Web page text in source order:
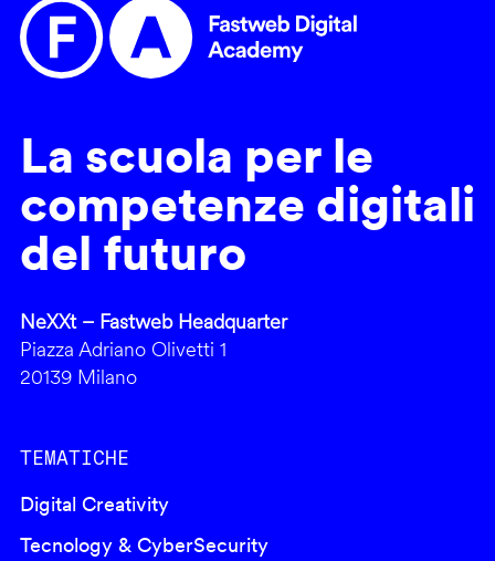
La scuola per le
competenze digitali
del futuro
NeXXt – Fastweb Headquarter
Piazza Adriano Olivetti 1
20139 Milano
TEMATICHE
Digital Creativity
Tecnology & CyberSecurity